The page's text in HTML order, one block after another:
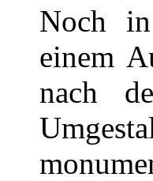
Noch
einem
nach